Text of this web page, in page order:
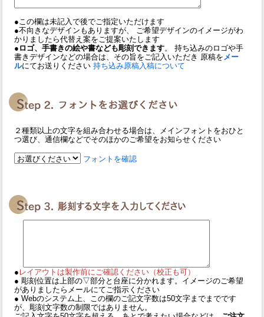
●この欄は未記入で後でご指定いただけます
●不向きなデザインもありますが、 ご希望デザインのイメージがわ
かりましたら代替え案をご提案いたします
●ロゴ、手書きの絵や書なども彫刻できます。 持ち込みのロゴや手
書きデザインなどの場合は、その旨をご記入いただき 原稿を メー
ルにてお送りください 持ち込み原稿入稿について
２種類以上の文字を組み合わせる場合は、メインフォントをおひと
つ選び、通信欄などでそのほかのご希望をお知らせください
フォントを確認
● レイアウトは製作前にご確認ください（校正も可）
● 彫刻位置は上部の▽部分と台座に分かれます。イメージのご希望
がありましたらメールにてご指示ください
● Webのシステム上、この欄のご記文字数は50文字までまでです
が、彫刻文字数の制限ではありません。